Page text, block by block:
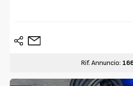
Rif. Annuncio: